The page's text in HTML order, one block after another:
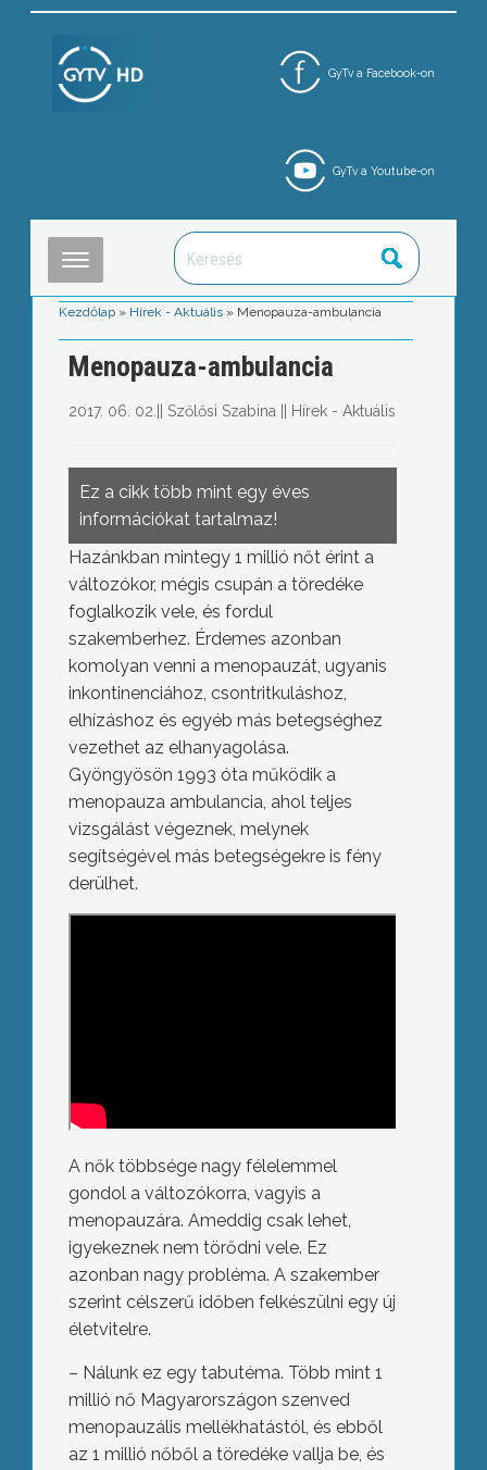
GyTv a Facebook-on
GyTv a Youtube-on
Kezdőlap » Hírek - Aktuális » Menopauza-ambulancia
Menopauza-ambulancia
2017. 06. 02. Szőlősi Szabina Hírek - Aktuális
Ez a cikk több mint egy éves
információkat tartalmaz!
Hazánkban mintegy 1 millió nőt érint a
változókor, mégis csupán a töredéke
foglalkozik vele, és fordul
szakemberhez. Érdemes azonban
komolyan venni a menopauzát, ugyanis
inkontinenciához, csontritkuláshoz,
elhízáshoz és egyéb más betegséghez
vezethet az elhanyagolása.
Gyöngyösön 1993 óta működik a
menopauza ambulancia, ahol teljes
vizsgálást végeznek, melynek
segítségével más betegségekre is fény
derülhet.
A nők többsége nagy félelemmel
gondol a változókorra, vagyis a
menopauzára. Ameddig csak lehet,
igyekeznek nem törődni vele. Ez
azonban nagy probléma. A szakember
szerint célszerű időben felkészülni egy új
életvitelre.
– Nálunk ez egy tabutéma. Több mint 1
millió nő Magyarországon szenved
menopauzális mellékhatástól, és ebből
az 1 millió nőből a töredéke vallja be, és